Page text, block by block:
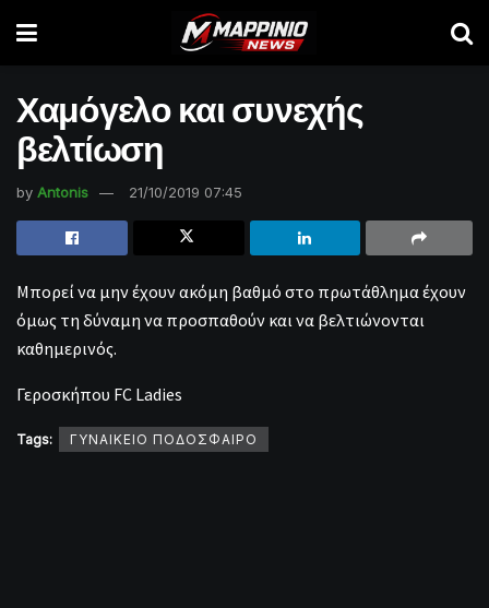
Χαμόγελο και συνεχής
βελτίωση
by Antonis 21/10/2019 07:45
Μπορεί να μην έχουν ακόμη βαθμό στο πρωτάθλημα έχουν
όμως τη δύναμη να προσπαθούν και να βελτιώνονται
καθημερινός.
Γεροσκήπου FC Ladies
Tags: ΓΥΝΑΙΚΕΙΟ ΠΟΔΟΣΦΑΙΡΟ